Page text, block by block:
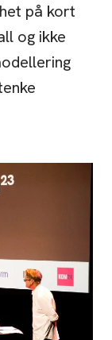
på kort
og ikke